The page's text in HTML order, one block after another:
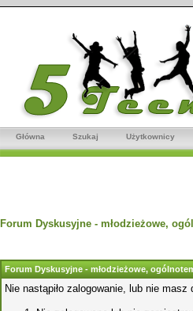
Główna Szukaj Użytkownicy
Forum Dyskusyjne - młodzieżowe,
Forum Dyskusyjne - młodzieżowe,
Nie nastąpiło zalogowanie, lub nie